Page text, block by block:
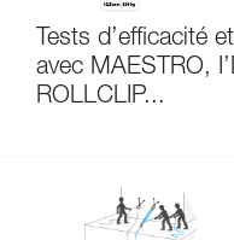
Tests d’efficacité
avec MAESTRO,
ROLLCLIP...